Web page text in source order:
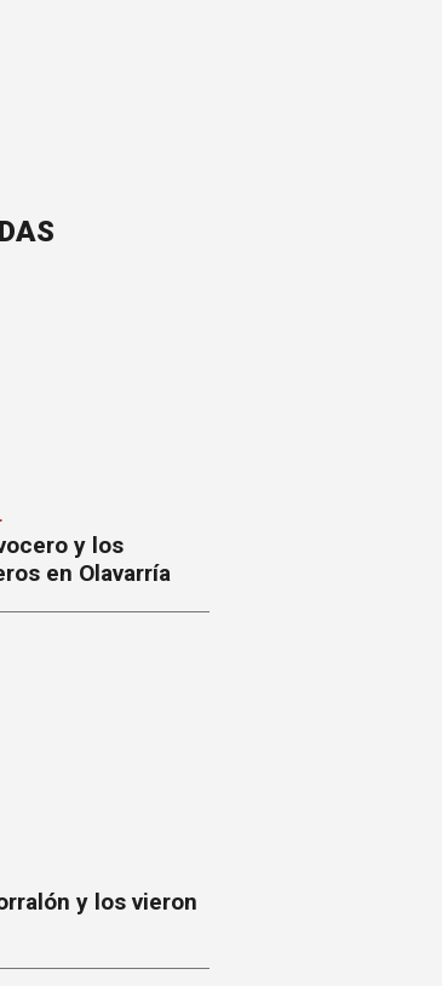
y los
en Olavarría
y los vieron